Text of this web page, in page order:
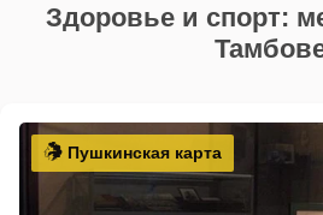
Здоровье и спорт:
Пушкинская карта